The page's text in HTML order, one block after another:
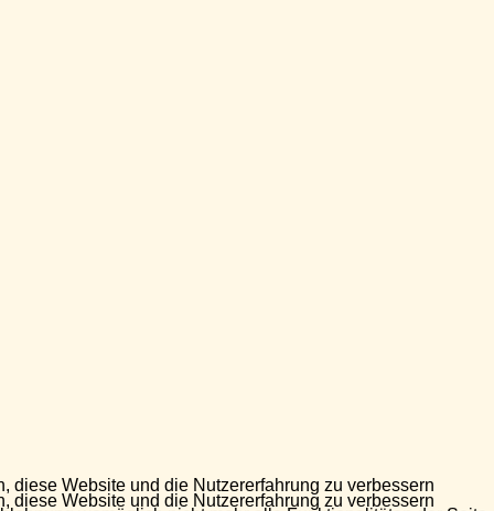
diese Website und die Nutzererfahrung zu verbessern
diese Website und die Nutzererfahrung zu verbessern